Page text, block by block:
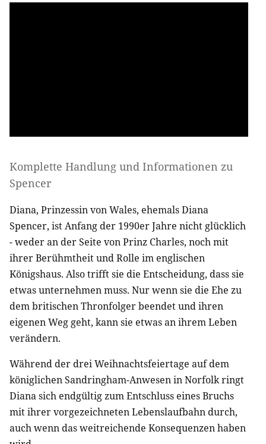
Komplette Handlung und Informationen zu
Spencer
Diana, Prinzessin von Wales, ehemals Diana
Spencer, ist Anfang der 1990er Jahre nicht glücklich
- weder an der Seite von Prinz Charles, noch mit
ihrer Berühmtheit und Rolle im englischen
Königshaus. Also trifft sie die Entscheidung, dass sie
etwas unternehmen muss. Nur wenn sie die Ehe zu
dem britischen Thronfolger beendet und ihren
eigenen Weg geht, kann sie etwas an ihrem Leben
verändern.
Während der drei Weihnachtsfeiertage auf dem
königlichen Sandringham-Anwesen in Norfolk ringt
Diana sich endgültig zum Entschluss eines Bruchs
mit ihrer vorgezeichneten Lebenslaufbahn durch,
auch wenn das weitreichende Konsequenzen haben